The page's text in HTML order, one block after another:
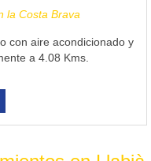
la Costa Brava
con aire acondicionado y
a 4.08 Kms.